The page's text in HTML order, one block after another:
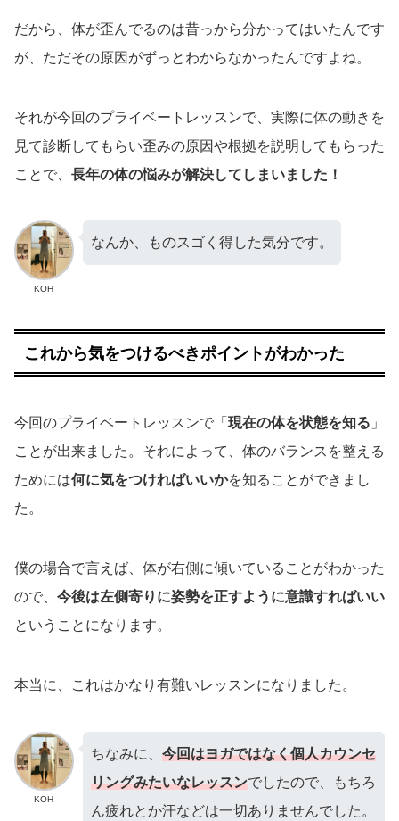
だから、体が歪んでるのは昔っから分かってはいたんです
が、ただその原因がずっとわからなかったんですよね。
それが今回のプライベートレッスンで、実際に体の動きを
見て診断してもらい歪みの原因や根拠を説明してもらった
ことで、 長年の体の悩みが解決してしまいました！
KOH
なんか、ものスゴく得した気分です。
これから気をつけるべきポイントがわかった
今回のプライベートレッスンで「 現在の体を状態を知る 」
ことが出来ました。それによって、体のバランスを整える
ためには何に気をつければいいかを知ることができまし
た。
僕の場合で言えば、体が右側に傾いていることがわかった
ので、 今後は左側寄りに姿勢を正すように意識すればいい
ということになります。
本当に、これはかなり有難いレッスンになりました。
KOH
ちなみに、 今回はヨガではなく個人カウンセ
リングみたいなレッスンでしたので、もちろ
ん疲れとか汗などは一切ありませんでした。